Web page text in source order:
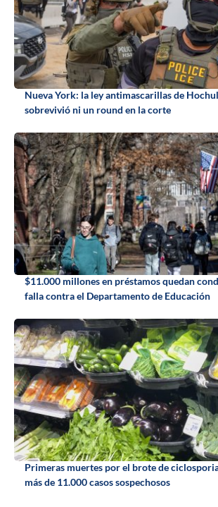
Nueva York: la ley antimascarillas de
sobrevivió ni un round en la corte
$11.000 millones en préstamos quedan
falla contra el Departamento de Educación
Primeras muertes por el brote de
más de 11.000 casos sospechosos